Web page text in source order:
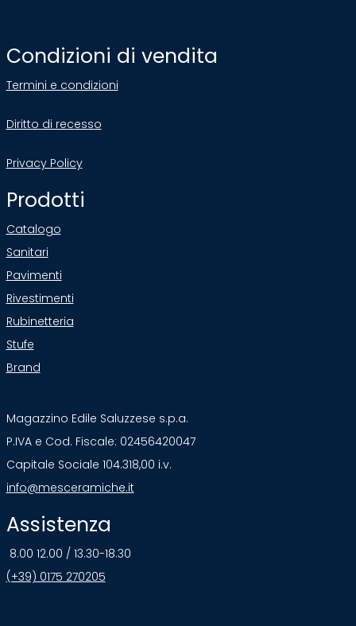
Condizioni di vendita
Termini e condizioni
Diritto di recesso
Privacy Policy
Prodotti
Catalogo
Sanitari
Pavimenti
Rivestimenti
Rubinetteria
Stufe
Brand
Magazzino Edile Saluzzese s.p.a.
P.IVA e Cod. Fiscale: 02456420047
Capitale Sociale 104.318,00 i.v.
info@mesceramiche.it
Assistenza
8.00 12.00 / 13.30-18.30
(+39) 0175 270205